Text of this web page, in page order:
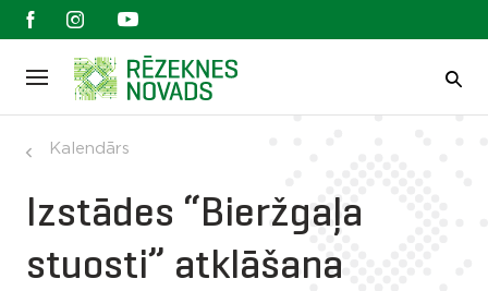
Kalendārs
Izstādes “Bieržgaļa
stuosti” atklāšana